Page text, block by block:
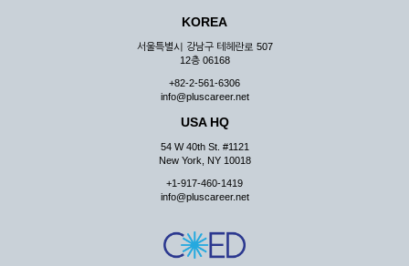
KOREA
서울특별시 강남구 테헤란로 507
12층 06168
+82-2-561-6306
info@pluscareer.net
USA HQ
54 W 40th St. #1121
New York, NY 10018
+1-917-460-1419
info@pluscareer.net